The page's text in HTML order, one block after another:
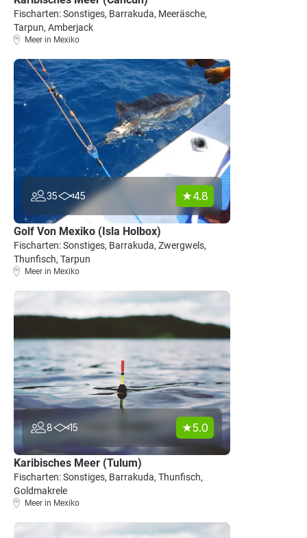
Fischarten: Sonstiges, Barrakuda, Meeräsche,
Tarpun, Amberjack
Meer in Mexiko
35 45 4.8
Golf Von Mexiko (Isla Holbox)
Fischarten: Sonstiges, Barrakuda, Zwergwels,
Thunfisch, Tarpun
Meer in Mexiko
8 15 5.0
Karibisches Meer (Tulum)
Fischarten: Sonstiges, Barrakuda, Thunfisch,
Goldmakrele
Meer in Mexiko